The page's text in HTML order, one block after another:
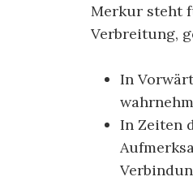
Merkur steht
Verbreitung,
In
In Zeiten